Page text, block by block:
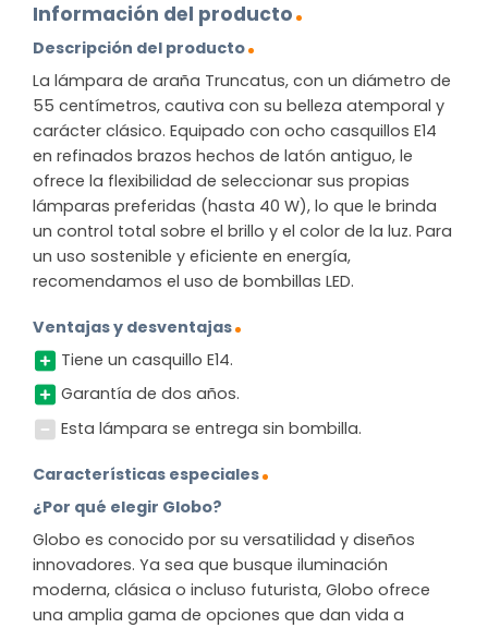
Información del producto
Descripción del producto
La lámpara de araña Truncatus, con un diámetro de
55 centímetros, cautiva con su belleza atemporal y
carácter clásico. Equipado con ocho casquillos E14
en refinados brazos hechos de latón antiguo, le
ofrece la flexibilidad de seleccionar sus propias
lámparas preferidas (hasta 40 W), lo que le brinda
un control total sobre el brillo y el color de la luz. Para
un uso sostenible y eficiente en energía,
recomendamos el uso de bombillas LED.
Ventajas y desventajas
Tiene un casquillo E14.
Garantía de dos años.
Esta lámpara se entrega sin bombilla.
Características especiales
¿Por qué elegir Globo?
Globo es conocido por su versatilidad y diseños
innovadores. Ya sea que busque iluminación
moderna, clásica o incluso futurista, Globo ofrece
una amplia gama de opciones que dan vida a